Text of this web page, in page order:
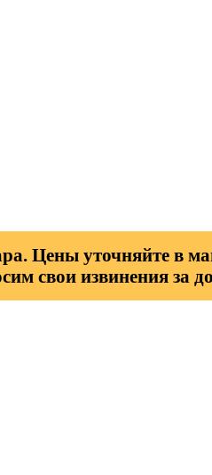
Цены уточняйте в
свои извинения за